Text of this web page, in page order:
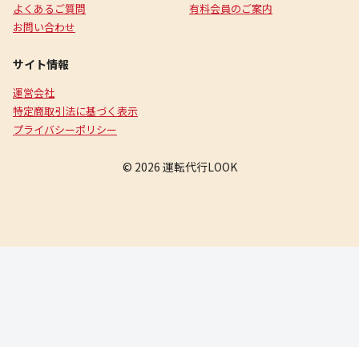
よくあるご質問
お問い合わせ
有料会員のご案内
サイト情報
運営会社
特定商取引法に基づく表示
プライバシーポリシー
© 2026 運転代行LOOK